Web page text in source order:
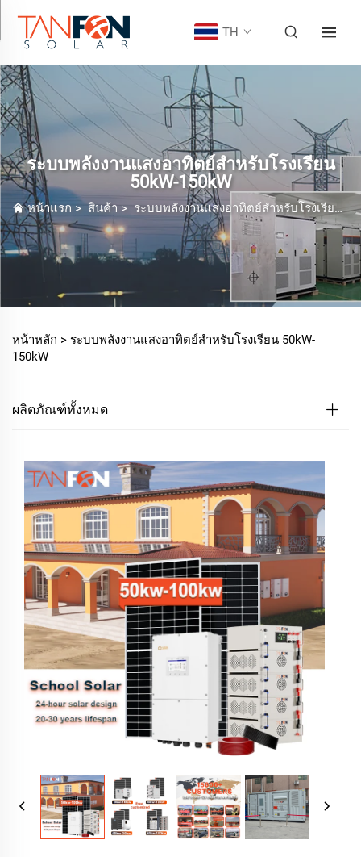
TH
ระบบพลังงานแสงอาทิตย์สำหรับโรงเรียน
50kW-150kW
หน้าแรก >สินค้า > ระบบพลังงานแสงอาทิตย์สำหรับโรงเรียน >
หน้าหลัก > ระบบพลังงานแสงอาทิตย์สำหรับโรงเรียน 50kW-
150kW
ผลิตภัณฑ์ทั้งหมด